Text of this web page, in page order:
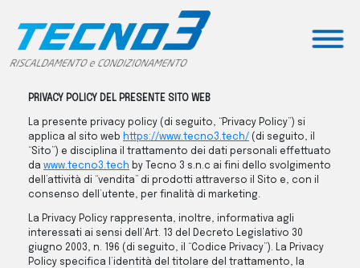
content
PRIVACY POLICY DEL PRESENTE SITO WEB
La presente privacy policy (di seguito, “Privacy Policy”) si
applica al sito web https://www.tecno3.tech/ (di seguito, il
“Sito”) e disciplina il trattamento dei dati personali effettuato
da www.tecno3.tech by Tecno 3 s.n.c ai fini dello svolgimento
dell’attività di “vendita” di prodotti attraverso il Sito e, con il
consenso dell’utente, per finalità di marketing.
La Privacy Policy rappresenta, inoltre, informativa agli
interessati ai sensi dell’Art. 13 del Decreto Legislativo 30
giugno 2003, n. 196 (di seguito, il “Codice Privacy”). La Privacy
Policy specifica l’identità del titolare del trattamento, la